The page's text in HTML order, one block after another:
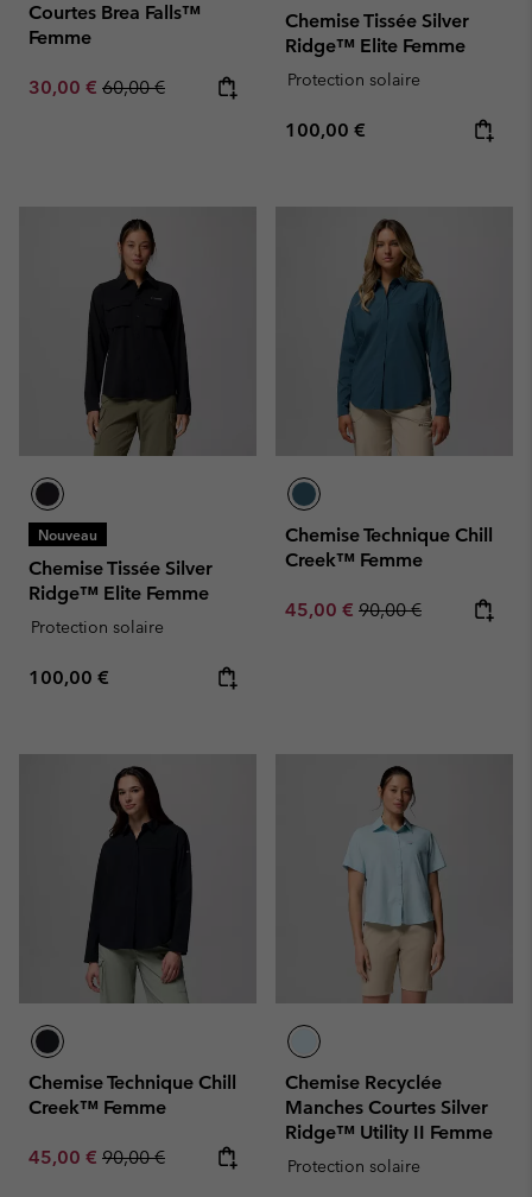
Courtes Brea Falls™
Femme
Sale price:
30,00 € Regular price:
60,00 €
Chemise Tissée Silver
Ridge™ Elite Femme
Protection solaire
Regular price:
100,00 €
Nouveau
Chemise Tissée Silver
Ridge™ Elite Femme
Protection solaire
Regular price:
100,00 €
Chemise Technique Chill
Creek™ Femme
Sale price:
45,00 € Regular price:
90,00 €
Chemise Technique Chill
Creek™ Femme
Sale price:
45,00 € Regular price:
90,00 €
Chemise Recyclée
Manches Courtes Silver
Ridge™ Utility II Femme
Protection solaire